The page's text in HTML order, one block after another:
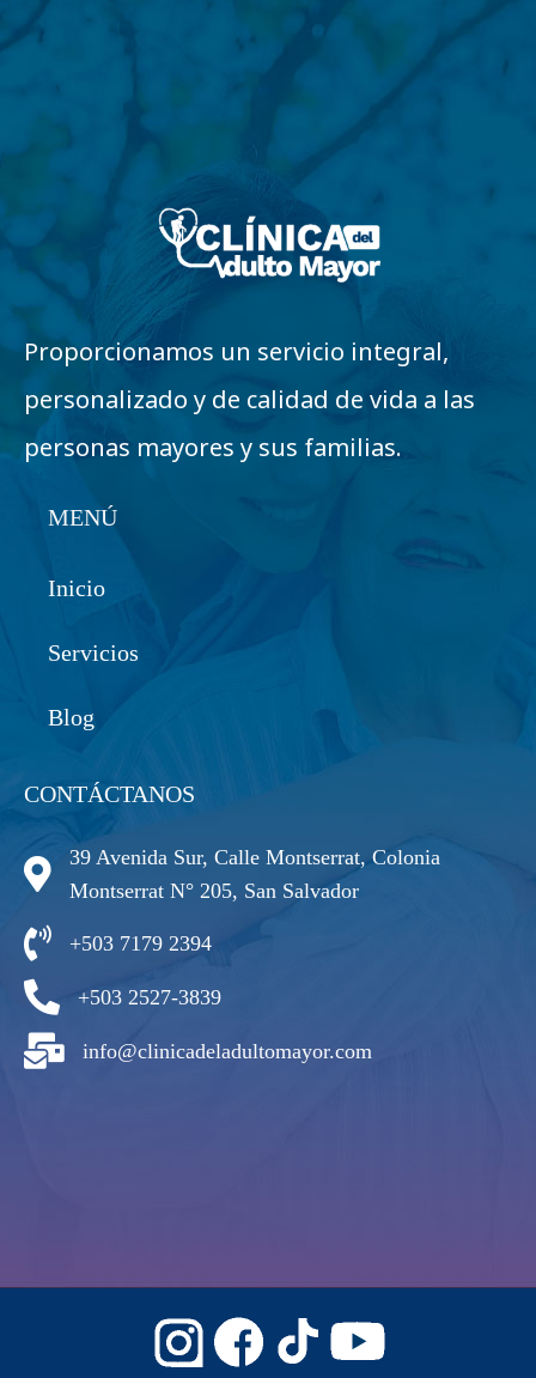
Proporcionamos un servicio integral,
personalizado y de calidad de vida a las
personas mayores y sus familias.
MENÚ
Inicio
Servicios
Blog
CONTÁCTANOS
39 Avenida Sur, Calle Montserrat, Colonia
Montserrat N° 205, San Salvador
+503 7179 2394
+503 2527-3839
info@clinicadeladultomayor.com